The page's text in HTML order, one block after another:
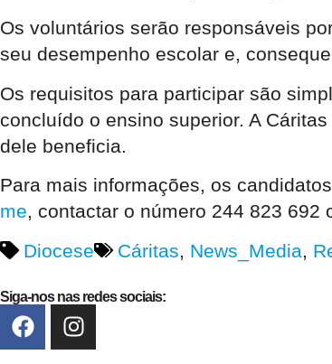
Os voluntários serão responsáveis
seu desempenho escolar e,
Os requisitos para participar são
concluído o ensino superior. A
dele beneficia.
Para mais informações, os
me, contactar o número 244 823 692
Diocese
Cáritas News_Media
Siga-nos nas redes sociais: